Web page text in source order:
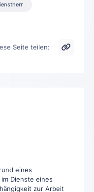
Seite teilen:
eines
Dienste eines
zur Arbeit